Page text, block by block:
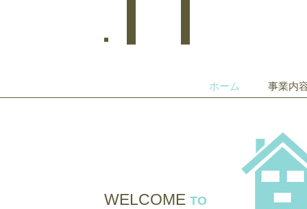
ホーム 事業内
WELCOME TO